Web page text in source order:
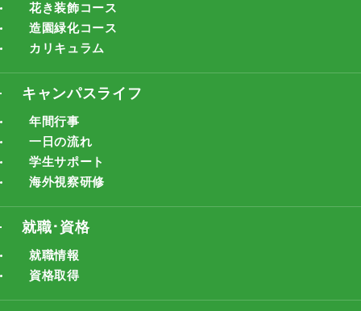
花き装飾コース
造園緑化コース
カリキュラム
キャンパスライフ
年間行事
一日の流れ
学生サポート
海外視察研修
就職･資格
就職情報
資格取得